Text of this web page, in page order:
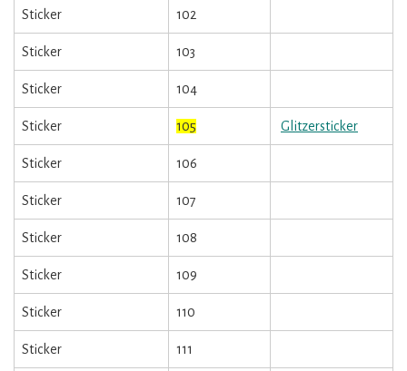
Sticker 102
Sticker 103
Sticker 104
Sticker 105 Glitzersticker
Sticker 106
Sticker 107
Sticker 108
Sticker 109
Sticker 110
Sticker 111